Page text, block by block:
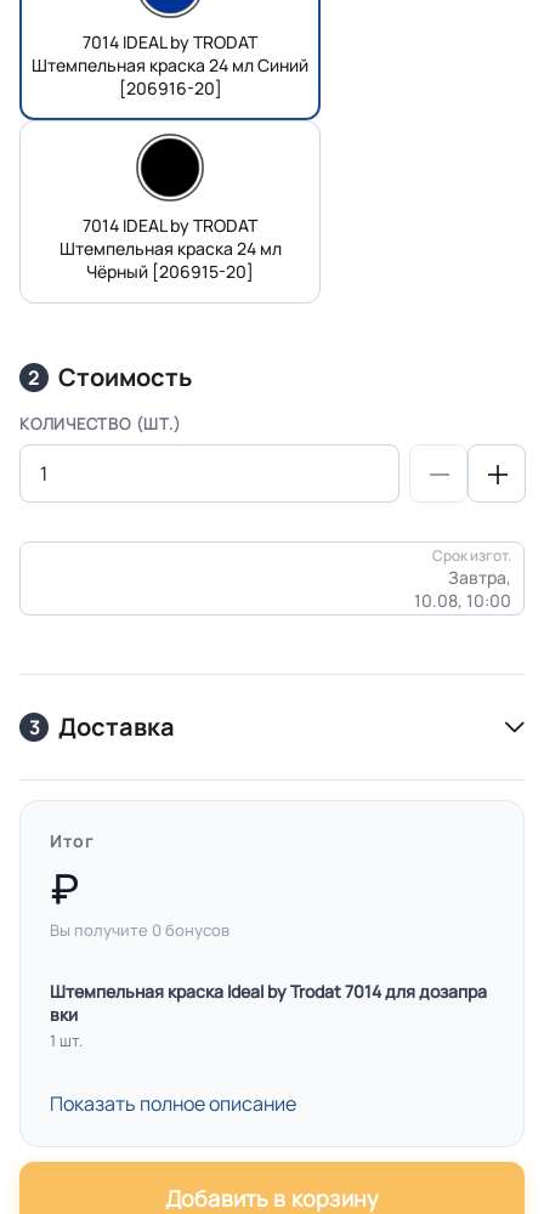
7014 IDEAL by TRODAT
Штемпельная краска 24 мл Синий
[206916-20]
7014 IDEAL by TRODAT
Штемпельная краска 24 мл
Чёрный [206915-20]
2 Стоимость
КОЛИЧЕСТВО (ШТ.)
Срок изгот.
Завтра,
10.08, 10:00
3 Доставка
Итог
Вы получите 0 бонусов
Штемпельная краска Ideal by Trodat 7014 для дозапра
вки
1 шт.
Показать полное описание
Добавить в корзину